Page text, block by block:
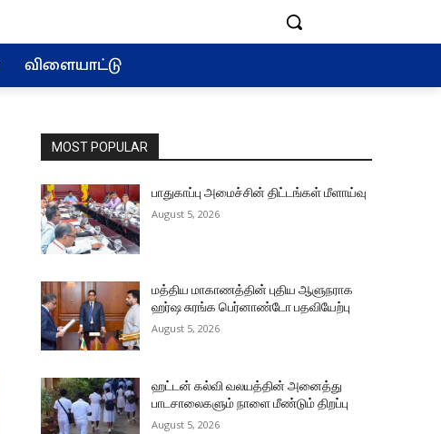
விளையாட்டு
MOST POPULAR
பாதுகாப்பு அமைச்சின் திட்டங்கள் மீளாய்வு
August 5, 2026
மத்திய மாகாணத்தின் புதிய ஆளுநராக
ஹர்ஷ சுரங்க பெர்னாண்டோ பதவியேற்பு
August 5, 2026
ஹட்டன் கல்வி வலயத்தின் அனைத்து
பாடசாலைகளும் நாளை மீண்டும் திறப்பு
August 5, 2026